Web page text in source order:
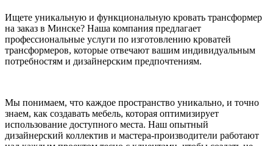
Ищете уникальную и функциональную кровать трансформер
на заказ в Минске? Наша компания предлагает
профессиональные услуги по изготовлению кроватей
трансформеров, которые отвечают вашим индивидуальным
потребностям и дизайнерским предпочтениям.
Мы понимаем, что каждое пространство уникально, и точно
знаем, как создавать мебель, которая оптимизирует
использование доступного места. Наш опытный
дизайнерский коллектив и мастера-производители работают